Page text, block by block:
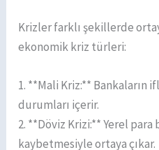
Krizler farklı şekillerde
ekonomik kriz türleri:
1. **Mali Kriz:** Bankaların
durumları içerir.
2. **Döviz Krizi:** Yerel
kaybetmesiyle ortaya çıkar.